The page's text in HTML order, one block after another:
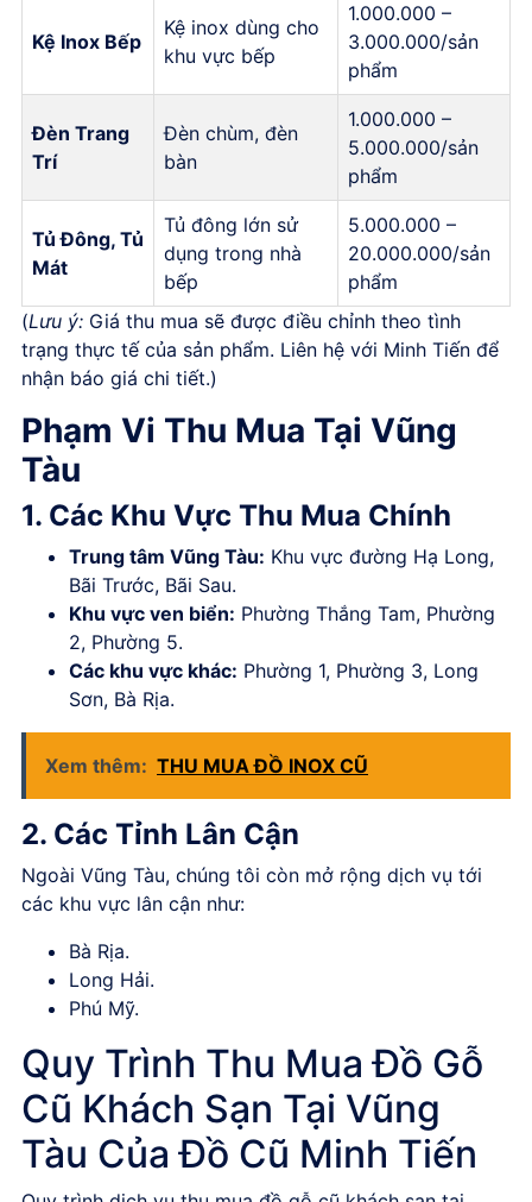
Kệ Inox Bếp
Kệ inox dùng cho
khu vực bếp
1.000.000 –
3.000.000/sản
phẩm
Đèn Trang
Trí
Đèn chùm, đèn
bàn
1.000.000 –
5.000.000/sản
phẩm
Tủ Đông, Tủ
Mát
Tủ đông lớn sử
dụng trong nhà
bếp
5.000.000 –
20.000.000/sản
phẩm
(Lưu ý: Giá thu mua sẽ được điều chỉnh theo tình
trạng thực tế của sản phẩm. Liên hệ với Minh Tiến để
nhận báo giá chi tiết.)
Phạm Vi Thu Mua Tại Vũng
Tàu
1. Các Khu Vực Thu Mua Chính
Trung tâm Vũng Tàu: Khu vực đường Hạ Long,
Bãi Trước, Bãi Sau.
Khu vực ven biển: Phường Thắng Tam, Phường
2, Phường 5.
Các khu vực khác: Phường 1, Phường 3, Long
Sơn, Bà Rịa.
Xem thêm: THU MUA ĐỒ INOX CŨ
2. Các Tỉnh Lân Cận
Ngoài Vũng Tàu, chúng tôi còn mở rộng dịch vụ tới
các khu vực lân cận như:
Bà Rịa.
Long Hải.
Phú Mỹ.
Quy Trình Thu Mua Đồ Gỗ
Cũ Khách Sạn Tại Vũng
Tàu Của Đồ Cũ Minh Tiến